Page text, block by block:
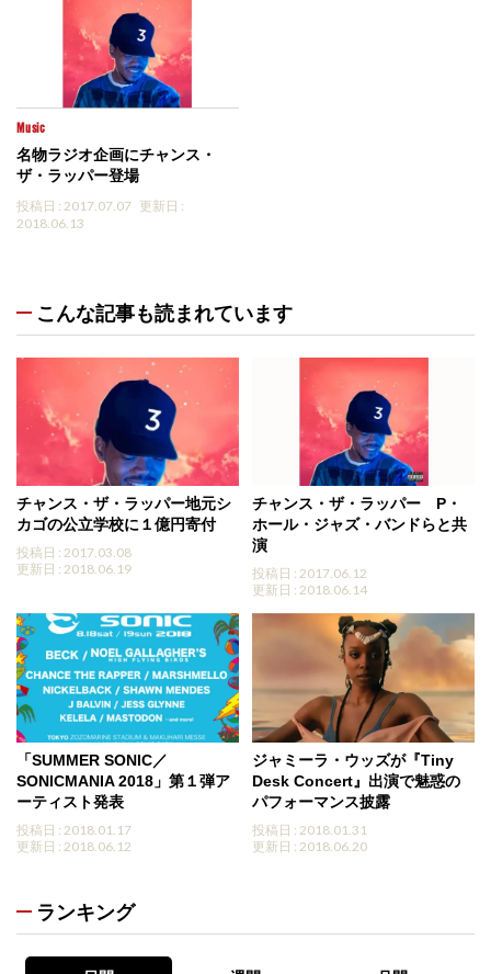
Music
名物ラジオ企画にチャンス・
ザ・ラッパー登場
投稿日 : 2017.07.07 更新日 :
2018.06.13
こんな記事も読まれています
チャンス・ザ・ラッパー地元シ
カゴの公立学校に１億円寄付
投稿日 : 2017.03.08
更新日 : 2018.06.19
チャンス・ザ・ラッパー P・
ホール・ジャズ・バンドらと共
演
投稿日 : 2017.06.12
更新日 : 2018.06.14
「SUMMER SONIC／
SONICMANIA 2018」第１弾ア
ーティスト発表
投稿日 : 2018.01.17
更新日 : 2018.06.12
ジャミーラ・ウッズが『Tiny
Desk Concert』出演で魅惑の
パフォーマンス披露
投稿日 : 2018.01.31
更新日 : 2018.06.20
ランキング